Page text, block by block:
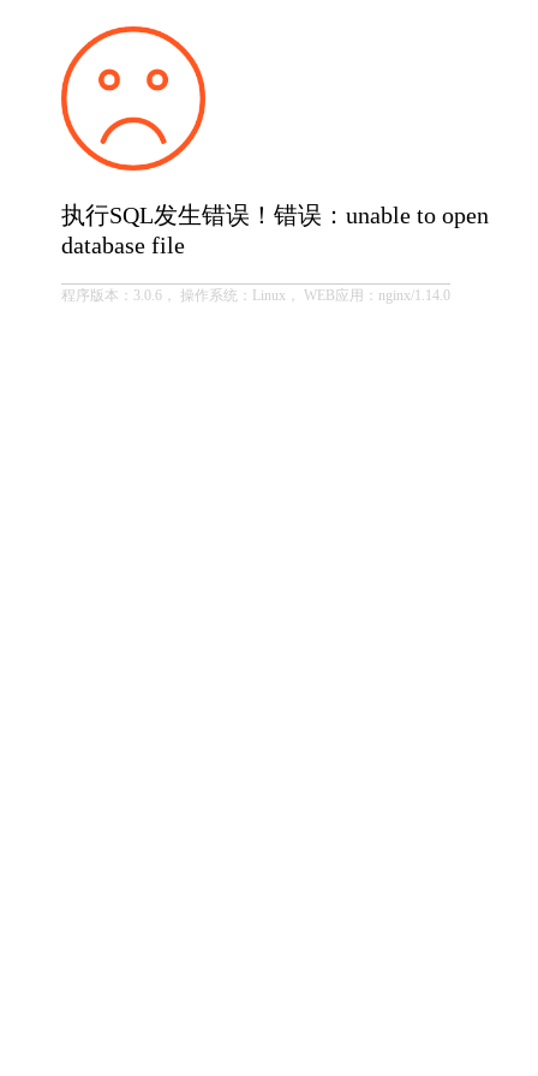
执行SQL发生错误！错误：unable to open
database file
程序版本：3.0.6， 操作系统：Linux， WEB应用：nginx/1.14.0